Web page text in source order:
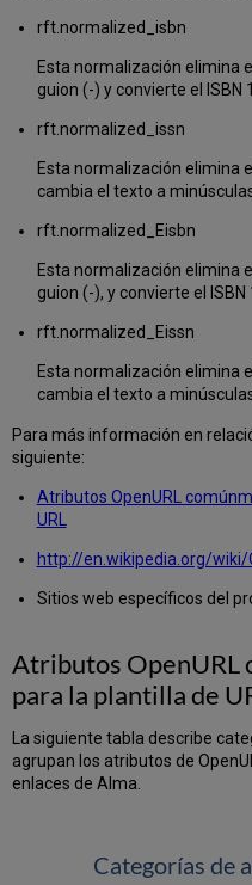
rft.normalized_isbn
Esta normalización elimina
guion (-) y convierte el ISBN
rft.normalized_issn
Esta normalización elimina
cambia el texto a
rft.normalized_Eisbn
Esta normalización elimina
guion (-), y convierte el ISBN
rft.normalized_Eissn
Esta normalización elimina
cambia el texto a
Para más información en
siguiente:
Atributos OpenURL
URL
http://en.wikipedia.org/wiki/
Sitios web específicos del
Atributos OpenURL
para la plantilla de
La siguiente tabla describe
agrupan los atributos de
enlaces de Alma.
Categorías de